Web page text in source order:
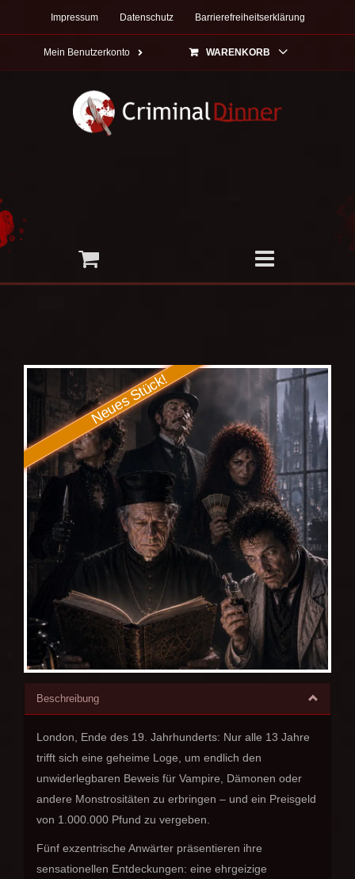
Impressum Datenschutz Barrierefreiheitserklärung
Mein Benutzerkonto WARENKORB
Beschreibung
London, Ende des 19. Jahrhunderts: Nur alle 13 Jahre
trifft sich eine geheime Loge, um endlich den
unwiderlegbaren Beweis für Vampire, Dämonen oder
andere Monstrositäten zu erbringen – und ein Preisgeld
von 1.000.000 Pfund zu vergeben.
Fünf exzentrische Anwärter präsentieren ihre
sensationellen Entdeckungen: eine ehrgeizige